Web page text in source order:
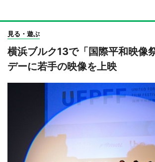
見る・遊ぶ
横浜ブルク13で「国際平和映像
デーに若手の映像を上映